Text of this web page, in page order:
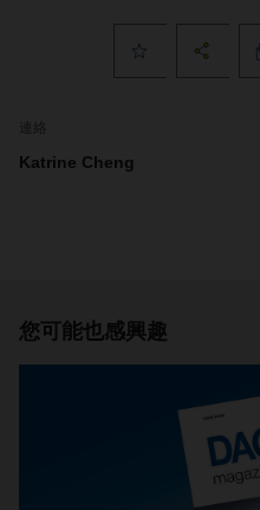
Katrine Cheng
您可能也感興趣